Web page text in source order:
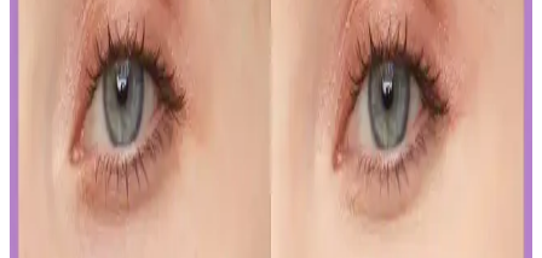
bakım önerileriyle uzun süre şık ve bakımlı kalabilirsiniz.
İslak Ruj Uygulama ve Bakım İpuçlarıyla
Mükemmel Dudaklara Ulaşın
İslak rujun güzelliğini ortaya çıkarmak ve kalıcılığını artırmak için
doğru uygulama teknikleri ve bakım önerileri. Dudakların temizliği,
sınır çizimi ve kat kat uygulama ile mükemmel görünüm elde edin.
Japon ve Kore Güzellik Markalarının FDA Güneş